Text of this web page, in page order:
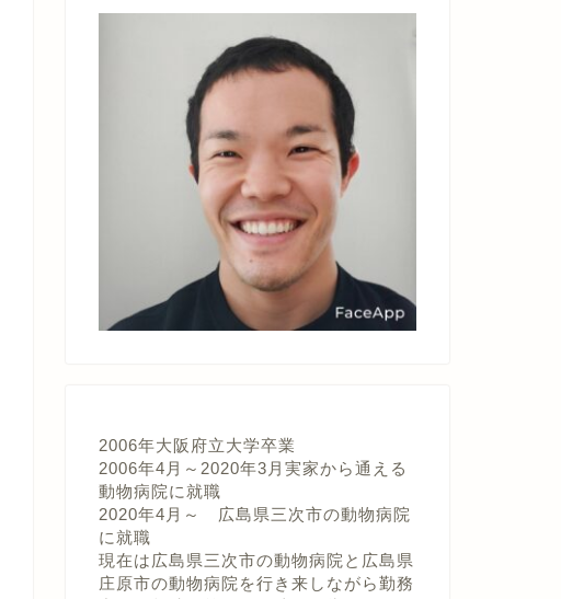
2006年大阪府立大学卒業
2006年4月～2020年3月実家から通える
動物病院に就職
2020年4月～ 広島県三次市の動物病院
に就職
現在は広島県三次市の動物病院と広島県
庄原市の動物病院を行き来しながら勤務